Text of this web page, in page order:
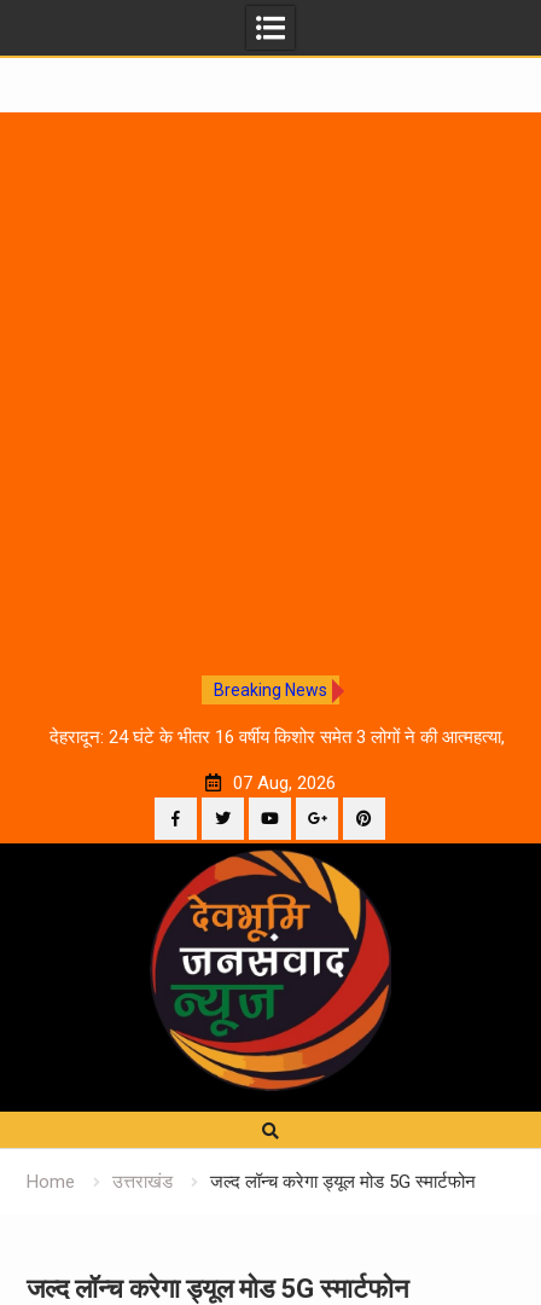
Breaking News
देहरादून: 24 घंटे के भीतर 16 वर्षीय किशोर समेत 3 लोगों ने की आत्महत्या,
07 Aug, 2026
Facebook
TwitterYouTubePlus
Google
Home उत्तराखंड जल्द लॉन्च करेगा ड्यूल मोड 5G स्मार्टफोन
जल्द लॉन्च करेगा ड्यूल मोड 5G स्मार्टफोन